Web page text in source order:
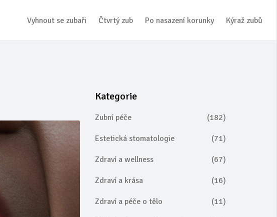
Vyhnout se zubaři Čtvrtý zub Po nasazení korunky Kýraž zubů
Kategorie
Zubní péče (182)
Estetická stomatologie (71)
Zdraví a wellness (67)
Zdraví a krása (16)
Zdraví a péče o tělo (11)